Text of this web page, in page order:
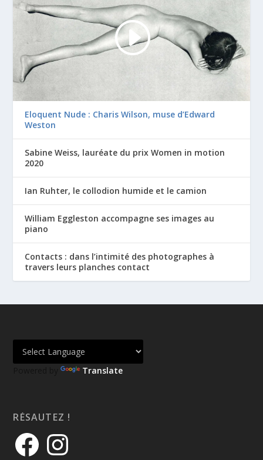
Eloquent Nude : Charis Wilson, muse d’Edward
Weston
Sabine Weiss, lauréate du prix Women in motion
2020
Ian Ruhter, le collodion humide et le camion
William Eggleston accompagne ses images au
piano
Contacts : dans l’intimité des photographes à
travers leurs planches contact
Powered by Translate
RÉSAUTEZ !